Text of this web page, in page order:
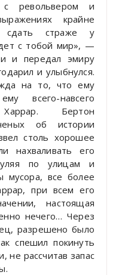
револьвером и
крайне
сдать страже у
с тобой мир», —
и передал эмиру
и улыбнулся.
на то, что ему
всего-навсего
Бертон
об истории
столь хорошее
нахваливать его
по улицам и
мусора, все более
при всем его
настоящая
нечего… Через
разрешено было
спешил покинуть
не рассчитав запас